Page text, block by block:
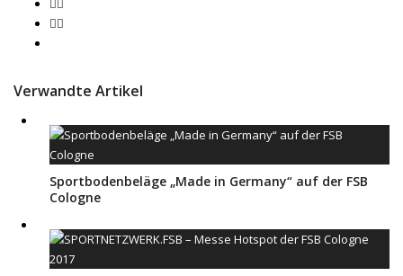
Verwandte Artikel
Sportbodenbeläge „Made in Germany“ auf der FSB
Cologne